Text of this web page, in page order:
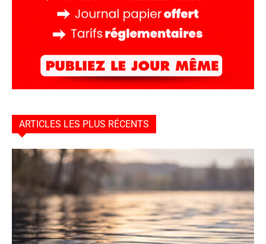
ARTICLES LES PLUS RÉCENTS